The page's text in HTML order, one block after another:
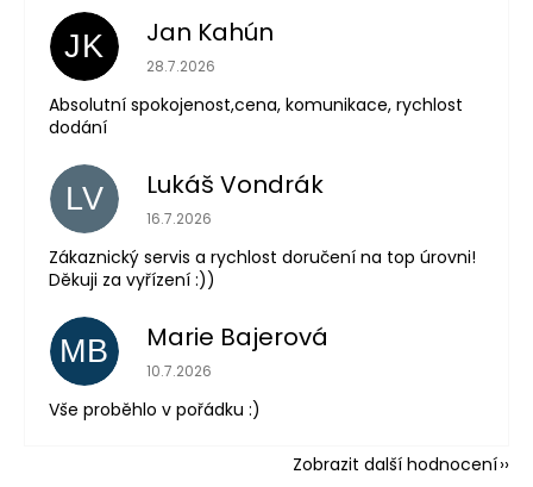
JK Jan Kahún
Hodnocení obchodu je 5 z 5 hvězdiček.
28.7.2026
Absolutní spokojenost,cena, komunikace, rychlost
dodání
LV Lukáš Vondrák
Hodnocení obchodu je 5 z 5 hvězdiček.
16.7.2026
Zákaznický servis a rychlost doručení na top úrovni!
Děkuji za vyřízení :))
MB Marie Bajerová
Hodnocení obchodu je 5 z 5 hvězdiček.
10.7.2026
Vše proběhlo v pořádku :)
Zobrazit další hodnocení